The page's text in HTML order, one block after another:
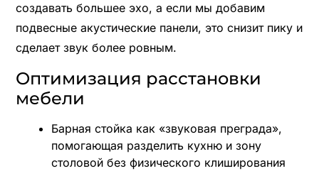
создавать большее эхо, а если мы добавим
подвесные акустические панели, это снизит пику и
сделает звук более ровным.
Оптимизация расстановки
мебели
Барная стойка как «звуковая преграда»,
помогающая разделить кухню и зону
столовой без физического клиширования